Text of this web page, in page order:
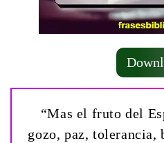
“Mas el fruto del
gozo, paz, tolerancia,